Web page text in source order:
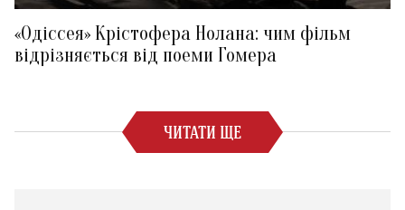
«Одіссея» Крістофера Нолана: чим фільм
відрізняється від поеми Гомера
ЧИТАТИ ЩЕ